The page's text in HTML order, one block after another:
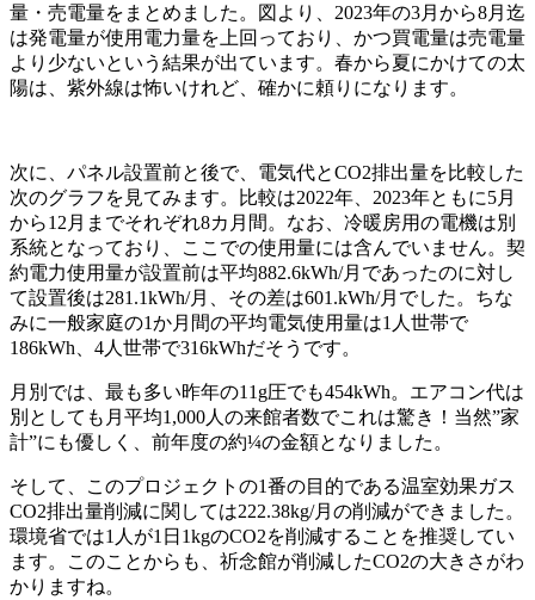
量・売電量をまとめました。図より、2023年の3月から8月迄
は発電量が使用電力量を上回っており、かつ買電量は売電量
より少ないという結果が出ています。春から夏にかけての太
陽は、紫外線は怖いけれど、確かに頼りになります。
次に、パネル設置前と後で、電気代とCO2排出量を比較した
次のグラフを見てみます。比較は2022年、2023年ともに5月
から12月までそれぞれ8カ月間。なお、冷暖房用の電機は別
系統となっており、ここでの使用量には含んでいません。契
約電力使用量が設置前は平均882.6kWh/月であったのに対し
て設置後は281.1kWh/月、その差は601.kWh/月でした。ちな
みに一般家庭の1か月間の平均電気使用量は1人世帯で
186kWh、4人世帯で316kWhだそうです。
月別では、最も多い昨年の11g圧でも454kWh。エアコン代は
別としても月平均1,000人の来館者数でこれは驚き！当然”家
計”にも優しく、前年度の約¼の金額となりました。
そして、このプロジェクトの1番の目的である温室効果ガス
CO2排出量削減に関しては222.38kg/月の削減ができました。
環境省では1人が1日1kgのCO2を削減することを推奨してい
ます。このことからも、祈念館が削減したCO2の大きさがわ
かりますね。